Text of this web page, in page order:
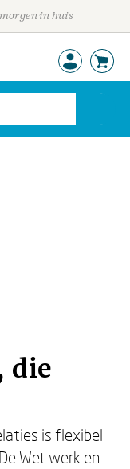
in huis
die
is flexibel
Wet werk en